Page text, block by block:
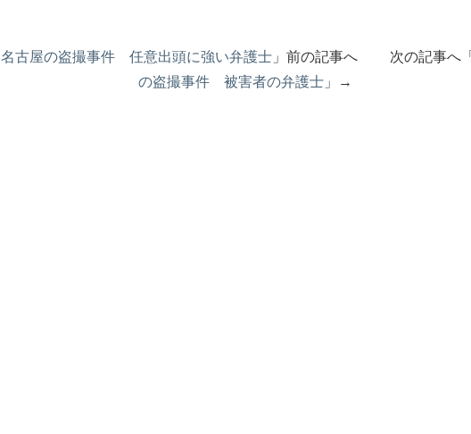
名古屋の盗撮事件 任意出頭に強い弁護士 」前の記事へ 次の記事へ「
の盗撮事件 被害者の弁護士 」→